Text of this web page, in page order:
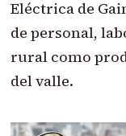
Eléctrica de
de personal,
rural como
del valle.